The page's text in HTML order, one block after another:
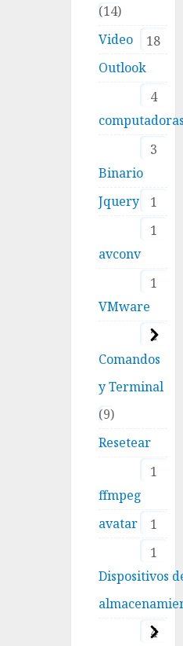
14
Video
18
Outlook
4
3
Binario
1
Jquery
1
avconv
1
VMware
2
Comandos
y Terminal
9
Resetear
1
ffmpeg
1
avatar
1
Dispositivos
4